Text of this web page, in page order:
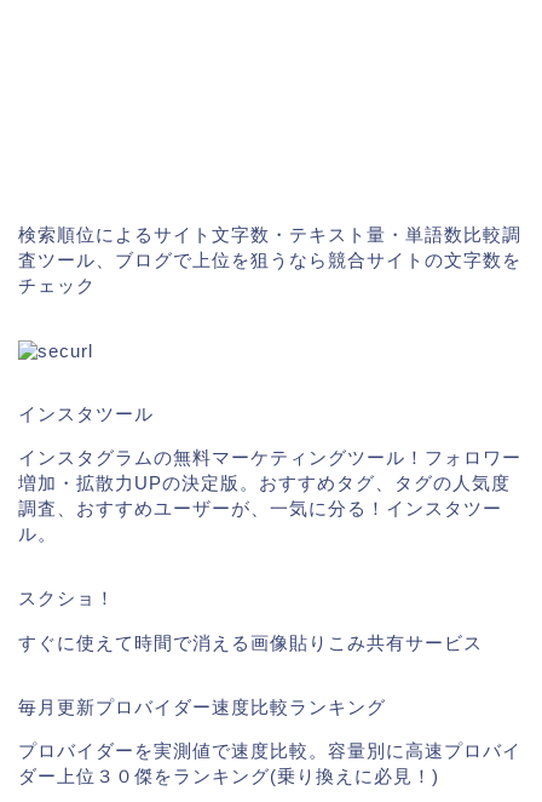
検索順位によるサイト文字数・テキスト量・単語数比較調
査ツール、ブログで上位を狙うなら競合サイトの文字数を
チェック
インスタツール
インスタグラムの無料マーケティングツール！フォロワー
増加・拡散力UPの決定版。おすすめタグ、タグの人気度
調査、おすすめユーザーが、一気に分る！インスタツー
ル。
スクショ！
すぐに使えて時間で消える画像貼りこみ共有サービス
毎月更新プロバイダー速度比較ランキング
プロバイダーを実測値で速度比較。容量別に高速プロバイ
ダー上位３０傑をランキング(乗り換えに必見！)